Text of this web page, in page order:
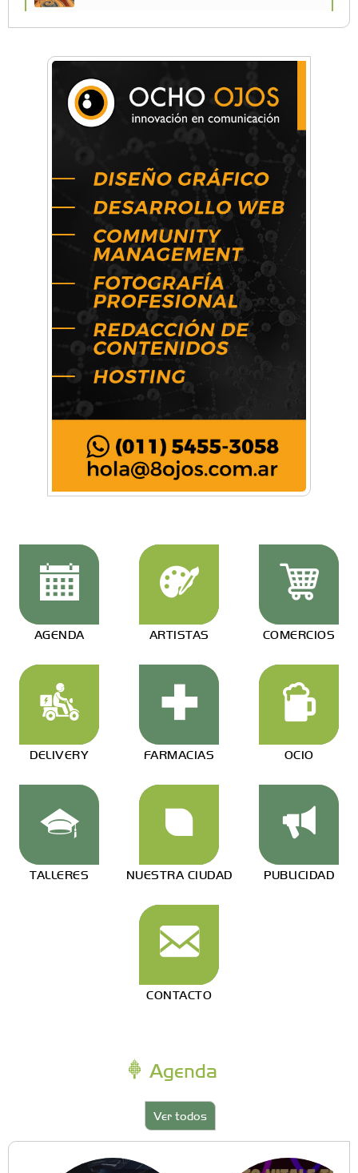
La primera vez que Eva Perón voló en avión lo
hizo desde Morón
Mariana Croce: "Hoy las empresas necesitan
un asesoramiento integral para crecer con
Música, teatro, yoga, danza y mucho más:
Conocé todos los talleres para aprender y
disfrutar en la Zona Oeste
AGENDA ARTISTAS COMERCIOS
DELIVERY FARMACIAS OCIO
TALLERES NUESTRA CIUDAD PUBLICIDAD
CONTACTO
Agenda
Ver todos